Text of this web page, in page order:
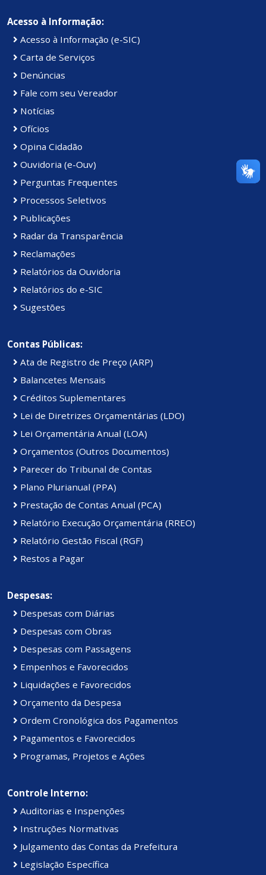
Acesso à Informação:
Acesso à Informação (e-SIC)
Carta de Serviços
Denúncias
Fale com seu Vereador
Notícias
Ofícios
Opina Cidadão
Ouvidoria (e-Ouv)
Perguntas Frequentes
Processos Seletivos
Publicações
Radar da Transparência
Reclamações
Relatórios da Ouvidoria
Relatórios do e-SIC
Sugestões
Contas Públicas:
Ata de Registro de Preço (ARP)
Balancetes Mensais
Créditos Suplementares
Lei de Diretrizes Orçamentárias (LDO)
Lei Orçamentária Anual (LOA)
Orçamentos (Outros Documentos)
Parecer do Tribunal de Contas
Plano Plurianual (PPA)
Prestação de Contas Anual (PCA)
Relatório Execução Orçamentária (RREO)
Relatório Gestão Fiscal (RGF)
Restos a Pagar
Despesas:
Despesas com Diárias
Despesas com Obras
Despesas com Passagens
Empenhos e Favorecidos
Liquidações e Favorecidos
Orçamento da Despesa
Ordem Cronológica dos Pagamentos
Pagamentos e Favorecidos
Programas, Projetos e Ações
Controle Interno:
Auditorias e Inspenções
Instruções Normativas
Julgamento das Contas da Prefeitura
Legislação Específica